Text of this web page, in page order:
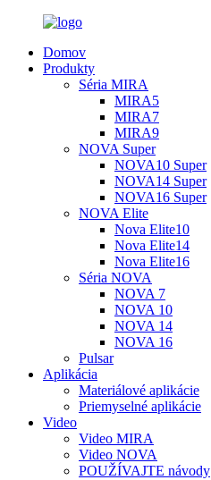
Domov
Produkty
Séria MIRA
MIRA5
MIRA7
MIRA9
NOVA Super
NOVA10 Super
NOVA14 Super
NOVA16 Super
NOVA Elite
Nova Elite10
Nova Elite14
Nova Elite16
Séria NOVA
NOVA 7
NOVA 10
NOVA 14
NOVA 16
Pulsar
Aplikácia
Materiálové aplikácie
Priemyselné aplikácie
Video
Video MIRA
Video NOVA
POUŽÍVAJTE návody